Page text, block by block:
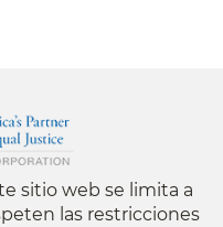
sitio web se limita a
las restricciones